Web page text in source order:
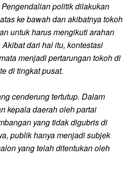
politik dilakukan
ke bawah dan akibatnya tokoh
untuk harus mengikuti arahan
dari hal itu, kontestasi
menjadi pertarungan tokoh di
di tingkat pusat.
cenderung tertutup. Dalam
kepala daerah oleh partai
yang tidak digubris di
publik hanya menjadi subjek
yang telah ditentukan oleh